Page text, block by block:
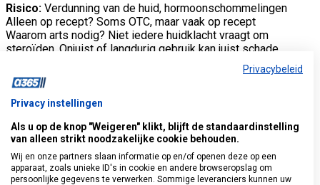
Risico: Verdunning van de huid, hormoonschommelingen
Alleen op recept? Soms OTC, maar vaak op recept
Waarom arts nodig? Niet iedere huidklacht vraagt om
steroïden. Onjuist of langdurig gebruik kan juist schade
🍬 Afslankmiddelen (zoals Clenbuterol, Sibutramine)
Risico:
Hartproblemen, psychische klachten
Alleen op recept? Vaak verboden of alleen via arts
Waarom arts nodig? Veel van deze middelen zijn illegaal of
niet goedgekeurd in Nederland. Ze kunnen ernstige
gezondheidsschade veroorzaken.
Privacybeleid
Privacy instellingen
Als u op de knop "Weigeren" klikt, blijft de standaardinstelling
van alleen strikt noodzakelijke cookie behouden.
Wij en onze partners slaan informatie op en/of openen deze op een
apparaat, zoals unieke ID's in cookie en andere browseropslag om
persoonlijke gegevens te verwerken. Sommige leveranciers kunnen uw